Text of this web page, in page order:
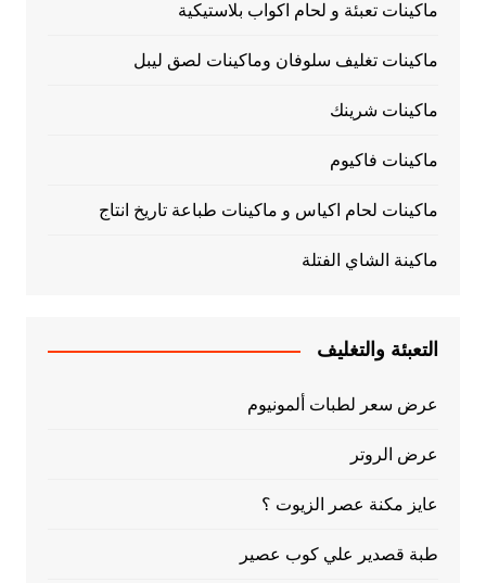
ماكينات تعبئة و لحام اكواب بلاستيكية
ماكينات تغليف سلوفان وماكينات لصق ليبل
ماكينات شرينك
ماكينات فاكيوم
ماكينات لحام اكياس و ماكينات طباعة تاريخ انتاج
ماكينة الشاي الفتلة
التعبئة والتغليف
عرض سعر لطبات ألمونيوم
عرض الروتر
عايز مكنة عصر الزيوت ؟
طبة قصدير علي كوب عصير